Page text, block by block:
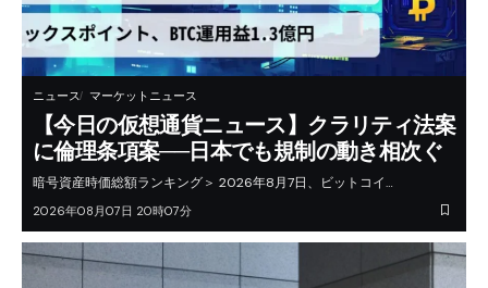
ニュース マーケットニュース
【今日の仮想通貨ニュース】クラリティ法案
に倫理条項案──日本でも規制の動き相次ぐ
暗号資産時価総額ランキング＞ 2026年8月7日、ビットコイ…
2026年08月07日 20時07分